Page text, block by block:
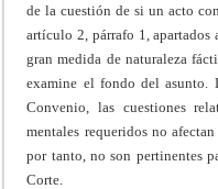
de la cuestión de si un acto
artículo 2, párrafo 1, apartados
gran medida de naturaleza
examine el fondo del asunto.
Convenio, las cuestiones
mentales requeridos no
por tanto, no son pertinentes
Corte.